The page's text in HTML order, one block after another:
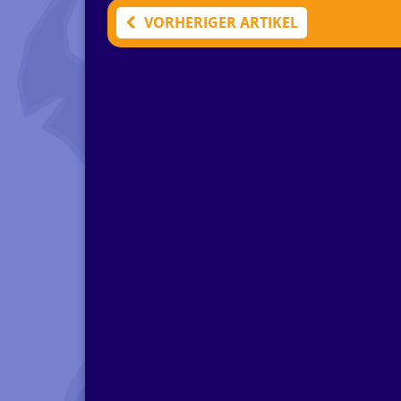
VORHERIGER ARTIKEL